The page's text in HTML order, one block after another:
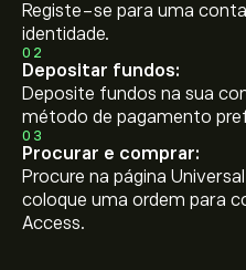
Registe-se para uma
identidade.
02
Depositar fundos:
Deposite fundos na sua
método de pagamento
03
Procurar e comprar:
Procure na página
coloque uma ordem para
Access.